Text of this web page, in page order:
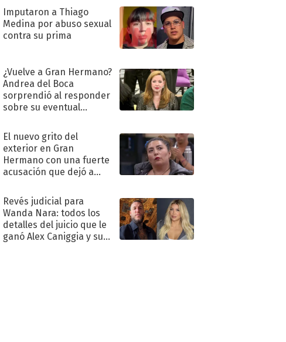
Imputaron a Thiago
Medina por abuso sexual
contra su prima
¿Vuelve a Gran Hermano?
Andrea del Boca
sorprendió al responder
sobre su eventual
El nuevo grito del
exterior en Gran
Hermano con una fuerte
acusación que dejó a
"Traidora"
Revés judicial para
Wanda Nara: todos los
detalles del juicio que le
ganó Alex Caniggia y sus